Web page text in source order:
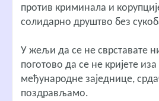
против криминала и
солидарно друштво без
У жељи да се не сврставате
поготово да се не кријете
међународне заједнице,
поздрављамо.